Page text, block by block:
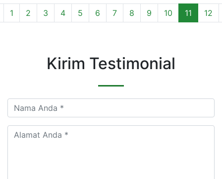
1 2 3 4 5 6 7 8 9 10 11 12
Kirim Testimonial